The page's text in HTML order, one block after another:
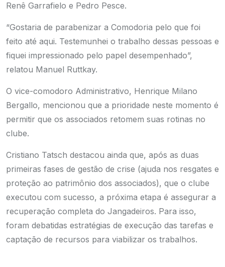
Renê Garrafielo e Pedro Pesce.
“Gostaria de parabenizar a Comodoria pelo que foi
feito até aqui. Testemunhei o trabalho dessas pessoas e
fiquei impressionado pelo papel desempenhado”,
relatou Manuel Ruttkay.
O vice-comodoro Administrativo, Henrique Milano
Bergallo, mencionou que a prioridade neste momento é
permitir que os associados retomem suas rotinas no
clube.
Cristiano Tatsch destacou ainda que, após as duas
primeiras fases de gestão de crise (ajuda nos resgates e
proteção ao patrimônio dos associados), que o clube
executou com sucesso, a próxima etapa é assegurar a
recuperação completa do Jangadeiros. Para isso,
foram debatidas estratégias de execução das tarefas e
captação de recursos para viabilizar os trabalhos.